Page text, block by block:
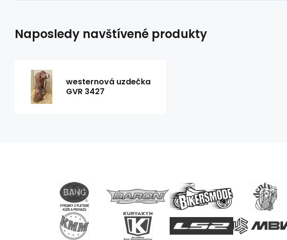
Naposledy navštívené produkty
westernová uzdečka
GVR 3427